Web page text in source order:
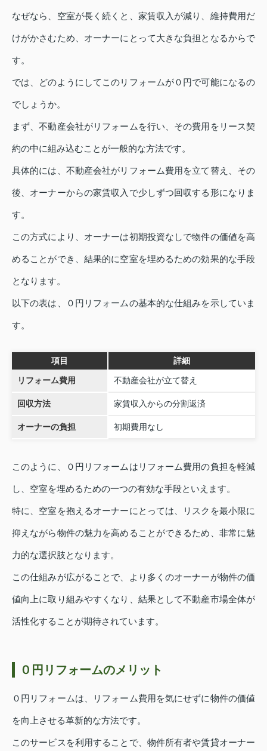
なぜなら、空室が長く続くと、家賃収入が減り、維持費用だ
けがかさむため、オーナーにとって大きな負担となるからで
す。
では、どのようにしてこのリフォームが０円で可能になるの
でしょうか。
まず、不動産会社がリフォームを行い、その費用をリース契
約の中に組み込むことが一般的な方法です。
具体的には、不動産会社がリフォーム費用を立て替え、その
後、オーナーからの家賃収入で少しずつ回収する形になりま
す。
この方式により、オーナーは初期投資なしで物件の価値を高
めることができ、結果的に空室を埋めるための効果的な手段
となります。
以下の表は、０円リフォームの基本的な仕組みを示していま
す。
項目 詳細
リフォーム費用 不動産会社が立て替え
回収方法 家賃収入からの分割返済
オーナーの負担 初期費用なし
このように、０円リフォームはリフォーム費用の負担を軽減
し、空室を埋めるための一つの有効な手段といえます。
特に、空室を抱えるオーナーにとっては、リスクを最小限に
抑えながら物件の魅力を高めることができるため、非常に魅
力的な選択肢となります。
この仕組みが広がることで、より多くのオーナーが物件の価
値向上に取り組みやすくなり、結果として不動産市場全体が
活性化することが期待されています。
０円リフォームのメリット
０円リフォームは、リフォーム費用を気にせずに物件の価値
を向上させる革新的な方法です。
このサービスを利用することで、物件所有者や賃貸オーナー